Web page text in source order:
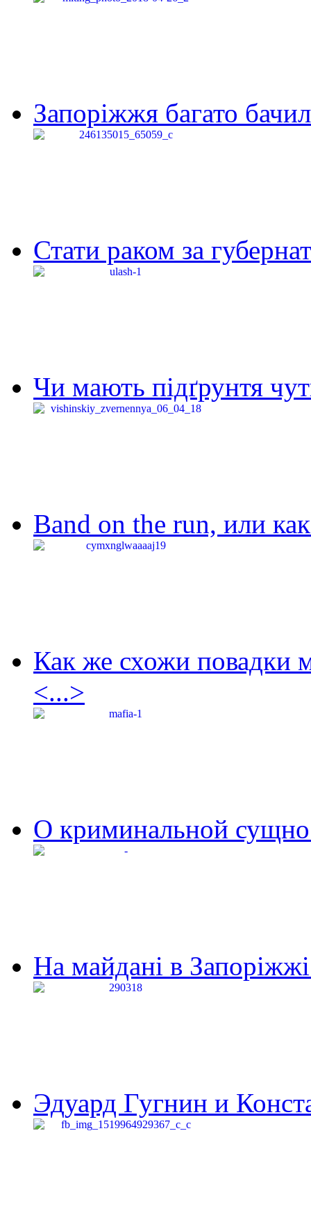
Запоріжжя багато
Стати раком за
Чи мають підґрунтя
Band on the run, или
Как же схожи повадки
<...>
О криминальной
На майдані в
Эдуард Гугнин и